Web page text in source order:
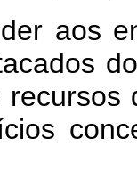
aos